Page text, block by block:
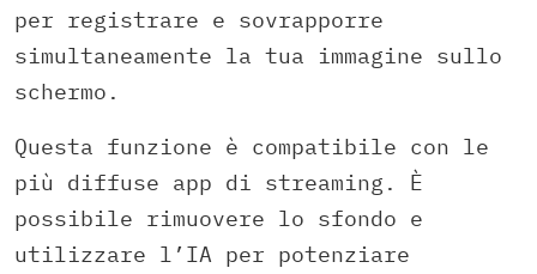
per registrare e sovrapporre
simultaneamente la tua immagine sullo
schermo.
Questa funzione è compatibile con le
più diffuse app di streaming. È
possibile rimuovere lo sfondo e
utilizzare l’IA per potenziare